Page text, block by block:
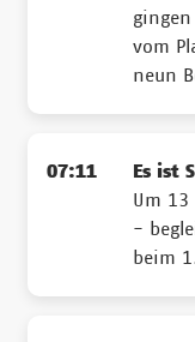
vom
neun
07:11
Es ist
Um
-
beim